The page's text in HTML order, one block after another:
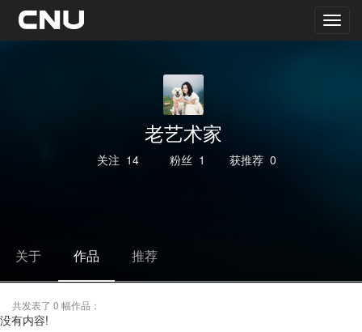
老艺术家
关注 14 粉丝 1 获推荐 0
关于 作品 推荐
共发表了 0 幅作品：
没有内容!